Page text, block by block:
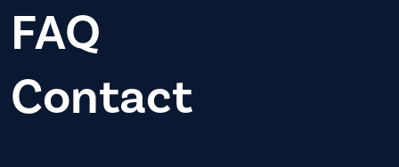
FAQ
Contact